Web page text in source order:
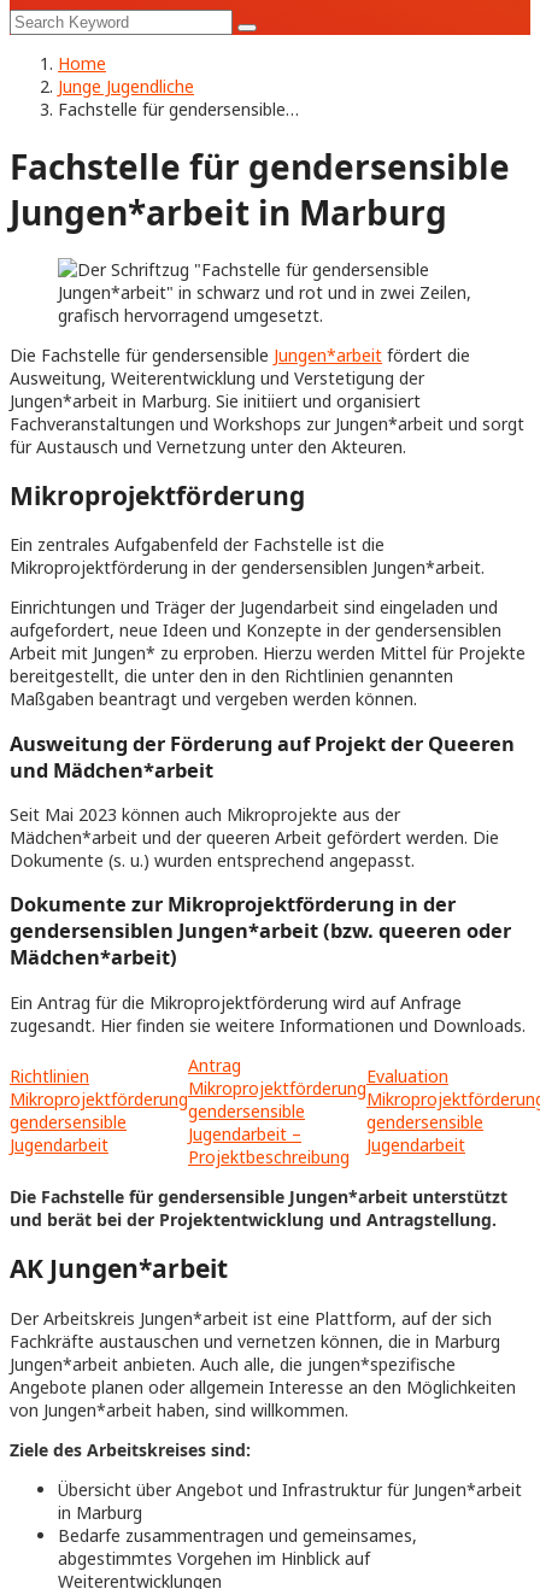
Home
Junge Jugendliche
Fachstelle für gendersensible…
Fachstelle für gendersensible
Jungen*arbeit in Marburg
Die Fachstelle für gendersensible Jungen*arbeit fördert die
Ausweitung, Weiterentwicklung und Verstetigung der
Jungen*arbeit in Marburg. Sie initiiert und organisiert
Fachveranstaltungen und Workshops zur Jungen*arbeit und sorgt
für Austausch und Vernetzung unter den Akteuren.
Mikroprojektförderung
Ein zentrales Aufgabenfeld der Fachstelle ist die
Mikroprojektförderung in der gendersensiblen Jungen*arbeit.
Einrichtungen und Träger der Jugendarbeit sind eingeladen und
aufgefordert, neue Ideen und Konzepte in der gendersensiblen
Arbeit mit Jungen* zu erproben. Hierzu werden Mittel für Projekte
bereitgestellt, die unter den in den Richtlinien genannten
Maßgaben beantragt und vergeben werden können.
Ausweitung der Förderung auf Projekt der Queeren
und Mädchen*arbeit
Seit Mai 2023 können auch Mikroprojekte aus der
Mädchen*arbeit und der queeren Arbeit gefördert werden. Die
Dokumente (s. u.) wurden entsprechend angepasst.
Dokumente zur Mikroprojektförderung in der
gendersensiblen Jungen*arbeit (bzw. queeren oder
Mädchen*arbeit)
Ein Antrag für die Mikroprojektförderung wird auf Anfrage
zugesandt. Hier finden sie weitere Informationen und Downloads.
Richtlinien
Mikroprojektförderung
gendersensible
Jugendarbeit
Antrag
Mikroprojektförderung
gendersensible
Jugendarbeit –
Projektbeschreibung
Evaluation
gendersensible
Jugendarbeit
Die Fachstelle für gendersensible Jungen*arbeit unterstützt
und berät bei der Projektentwicklung und Antragstellung.
AK Jungen*arbeit
Der Arbeitskreis Jungen*arbeit ist eine Plattform, auf der sich
Fachkräfte austauschen und vernetzen können, die in Marburg
Jungen*arbeit anbieten. Auch alle, die jungen*spezifische
Angebote planen oder allgemein Interesse an den Möglichkeiten
von Jungen*arbeit haben, sind willkommen.
Ziele des Arbeitskreises sind:
Übersicht über Angebot und Infrastruktur für Jungen*arbeit
in Marburg
Bedarfe zusammentragen und gemeinsames,
abgestimmtes Vorgehen im Hinblick auf
Weiterentwicklungen